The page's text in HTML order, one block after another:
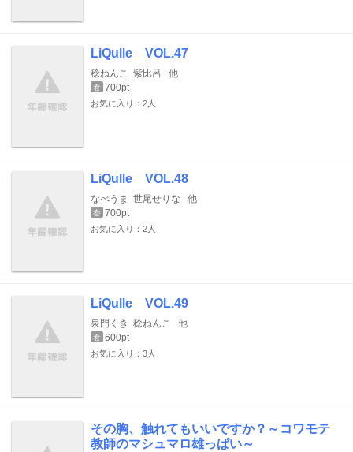
LiQulle VOL.47
稔ねんこ 紫比呂 他
巻 700pt
お気に入り：2人
LiQulle VOL.48
なべうま 世尾せりな 他
巻 700pt
お気に入り：2人
LiQulle VOL.49
泉門くき 稔ねんこ 他
巻 600pt
お気に入り：3人
その胸、触れてもいいですか？～コワモテ
教師のマシュマロ雄っぱい～